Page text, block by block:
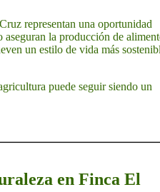
representan una oportunidad
la producción de
un estilo de vida más
puede seguir siendo un
en Finca El